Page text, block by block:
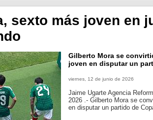
sexto más joven en
Gilberto Mora se
joven en disputar un
viernes, 12 de junio de 2026
Jaime Ugarte Agencia
2026 .- Gilberto Mora se
en disputar un partido de